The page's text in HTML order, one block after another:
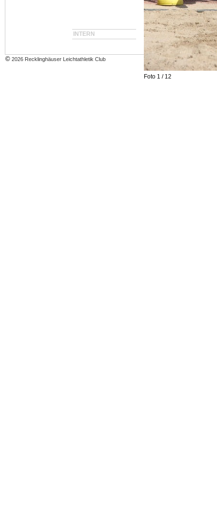
INTERN
© 2026 Recklinghäuser Leichtathletik Club
Foto 1 / 12